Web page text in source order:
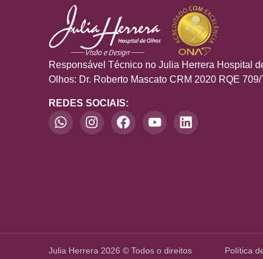
Responsável Técnico no Julia Herrera Hospital
Olhos: Dr. Roberto Mascato CRM 2020 RQE
REDES SOCIAIS:
Julia Herrera 2026 © Todos o direitos Política